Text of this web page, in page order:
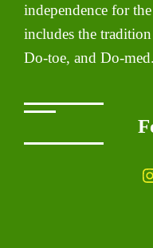
independence for
includes the
Do-toe, and Do-med.